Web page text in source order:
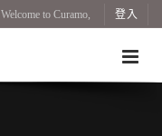
Welcome to Curamo, 登入